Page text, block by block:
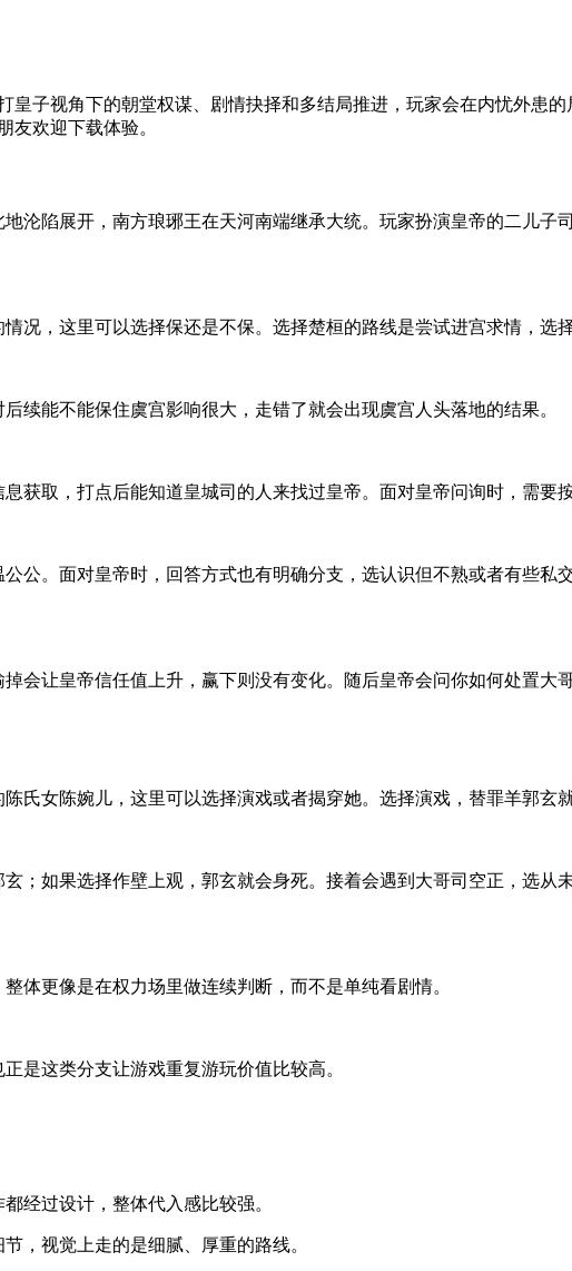
皇子视角下的朝堂权谋、剧情抉择和多结局推进，玩家会在内忧外患
友欢迎下载体验。
沦陷展开，南方琅琊王在天河南端继承大统。玩家扮演皇帝的二儿
况，这里可以选择保还是不保。选择楚桓的路线是尝试进宫求情，选
续能不能保住虞宫影响很大，走错了就会出现虞宫人头落地的结果。
获取，打点后能知道皇城司的人来找过皇帝。面对皇帝问询时，需要
公。面对皇帝时，回答方式也有明确分支，选认识但不熟或者有些
会让皇帝信任值上升，赢下则没有变化。随后皇帝会问你如何处置
氏女陈婉儿，这里可以选择演戏或者揭穿她。选择演戏，替罪羊郭玄
；如果选择作壁上观，郭玄就会身死。接着会遇到大哥司空正，选
体更像是在权力场里做连续判断，而不是单纯看剧情。
是这类分支让游戏重复游玩价值比较高。
经过设计，整体代入感比较强。
，视觉上走的是细腻、厚重的路线。